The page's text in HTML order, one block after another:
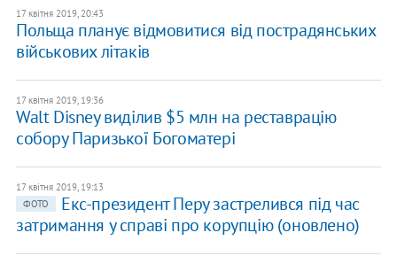
17 квітня 2019, 20:43
Польща планує відмовитися від пострадянських
військових літаків
17 квітня 2019, 19:36
Walt Disney виділив $5 млн на реставрацію
собору Паризької Богоматері
17 квітня 2019, 19:13
ФОТО
Екс-президент Перу застрелився під час
затримання у справі про корупцію (оновлено)